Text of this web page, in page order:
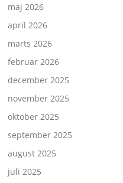
maj 2026
april 2026
marts 2026
februar 2026
december 2025
november 2025
oktober 2025
september 2025
august 2025
juli 2025